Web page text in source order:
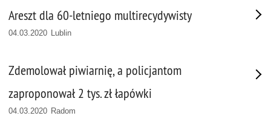
Areszt dla 60-letniego multirecydywisty
04.03.2020 Lublin
Zdemolował piwiarnię, a policjantom
zaproponował 2 tys. zł łapówki
04.03.2020 Radom